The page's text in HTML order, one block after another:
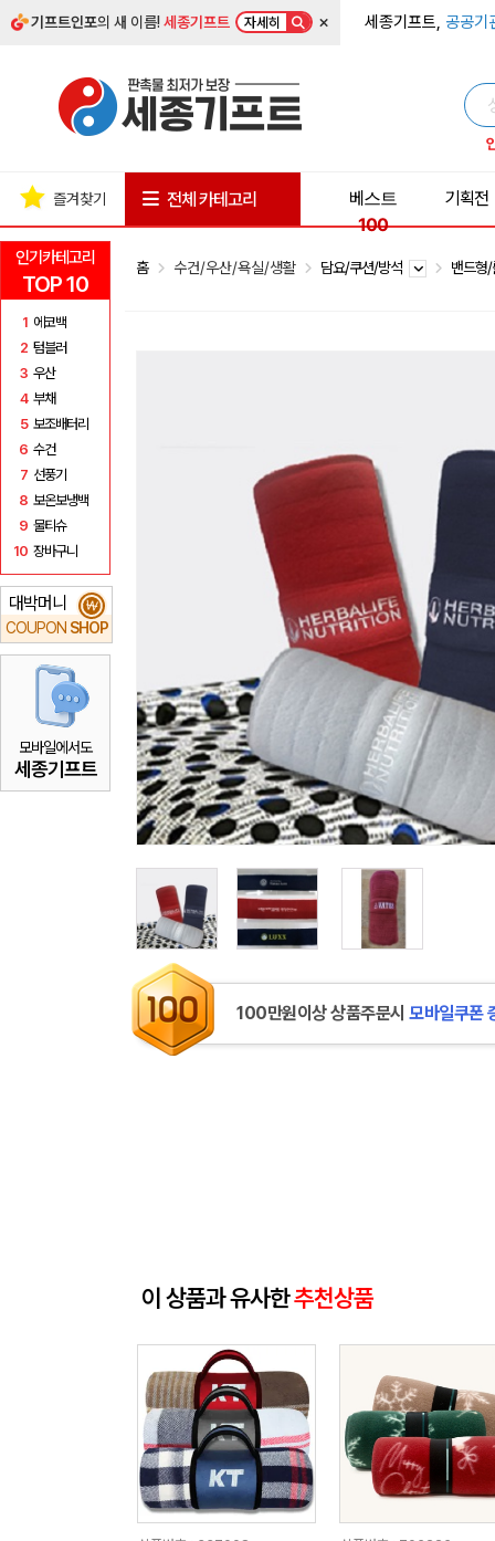
기프트인포의 새 이름!세종기프트 자세히 × 세종기프트, 공공기
인기카테고리
TOP 10
1 에코백
2 텀블러
3 우산
4 부채
5 보조배터리
6 수건
7 선풍기
8 보온보냉백
9 물티슈
10 장바구니
대박머니
COUPON SHOP
₩
모바일에서도
세종기프트
즐겨찾기 전체 카테고리
베스트
100
기획전
홈 수건/우산/욕실/생활 담요/쿠션/방석 밴드형
100만원이상 상품주문시 모바일쿠폰
이 상품과 유사한추천상품